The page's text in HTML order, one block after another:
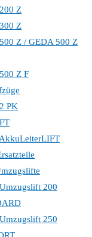
Z
Z
Z / GEDA 500 Z
Z F
PK
200
250